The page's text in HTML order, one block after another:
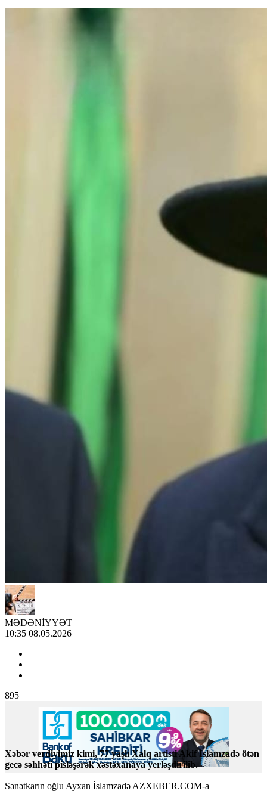
MƏDƏNİYYƏT
10:35 08.05.2026
895
Xəbər verdiyimiz kimi, 77 yaşlı Xalq artisti Akif İslamzadə ötən
gecə səhhəti pisləşərək xəstəxanaya yerləşdirilib.
Sənətkarın oğlu Ayxan İslamzadə AZXEBER.COM-a